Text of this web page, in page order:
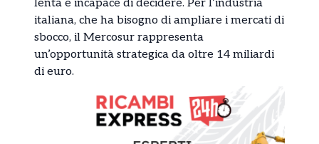
lenta e incapace di decidere. Per l’industria
italiana, che ha bisogno di ampliare i mercati di
sbocco, il Mercosur rappresenta
un’opportunità strategica da oltre 14 miliardi
di euro.